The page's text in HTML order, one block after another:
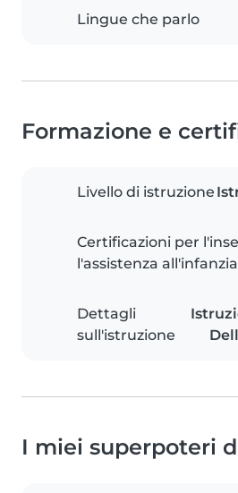
Lingue che parlo
Formazione e
Livello di istruzione
Certificazioni per
l'assistenza all'infanzia
Dettagli
sull'istruzione
I miei superpoteri